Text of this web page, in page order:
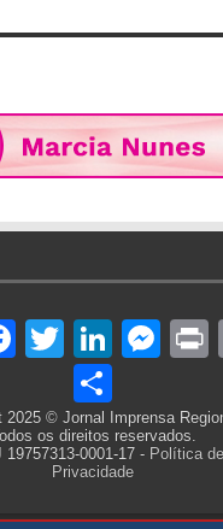
Facebook
Twitter
2025 © Jornal Imprensa
os direitos reservados.
19757313-0001-17 - Política de
Privacidade